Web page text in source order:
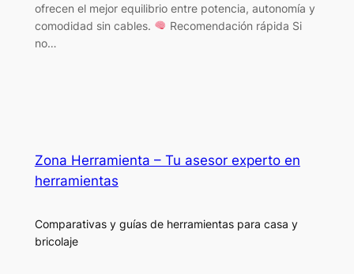
ofrecen el mejor equilibrio entre potencia, autonomía y
comodidad sin cables.
Recomendación rápida Si
no…
Zona Herramienta – Tu asesor experto en
herramientas
Comparativas y guías de herramientas para casa y
bricolaje